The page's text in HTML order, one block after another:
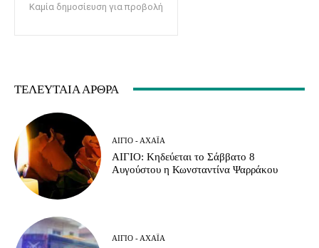
Καμία δημοσίευση για προβολή
ΤΕΛΕΥΤΑΊΑ ΆΡΘΡΑ
ΑΊΓΙΟ - ΑΧΑΪ́Α
ΑΙΓΙΟ: Κηδεύεται το Σάββατο 8
Αυγούστου η Κωνσταντίνα Ψαρράκου
ΑΊΓΙΟ - ΑΧΑΪ́Α